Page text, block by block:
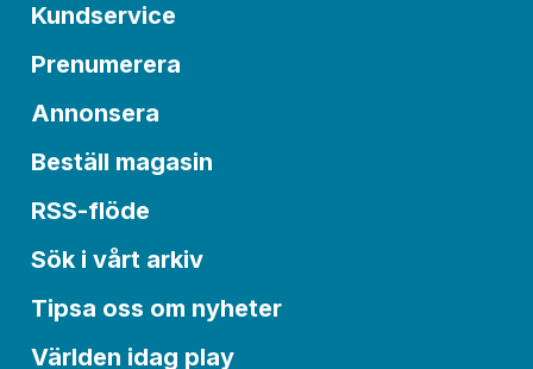
Kundservice
Prenumerera
Annonsera
Beställ magasin
RSS-flöde
Sök i vårt arkiv
Tipsa oss om nyheter
Världen idag play